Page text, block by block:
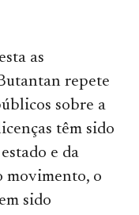
as
repete
sobre a
têm sido
e da
movimento, o
sido